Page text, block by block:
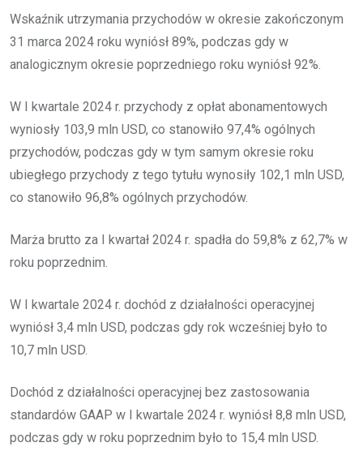
Wskaźnik utrzymania przychodów w okresie zakończonym
31 marca 2024 roku wyniósł 89%, podczas gdy w
analogicznym okresie poprzedniego roku wyniósł 92%.
W I kwartale 2024 r. przychody z opłat abonamentowych
wyniosły 103,9 mln USD, co stanowiło 97,4% ogólnych
przychodów, podczas gdy w tym samym okresie roku
ubiegłego przychody z tego tytułu wynosiły 102,1 mln USD,
co stanowiło 96,8% ogólnych przychodów.
Marża brutto za I kwartał 2024 r. spadła do 59,8% z 62,7% w
roku poprzednim.
W I kwartale 2024 r. dochód z działalności operacyjnej
wyniósł 3,4 mln USD, podczas gdy rok wcześniej było to
10,7 mln USD.
Dochód z działalności operacyjnej bez zastosowania
standardów GAAP w I kwartale 2024 r. wyniósł 8,8 mln USD,
podczas gdy w roku poprzednim było to 15,4 mln USD.